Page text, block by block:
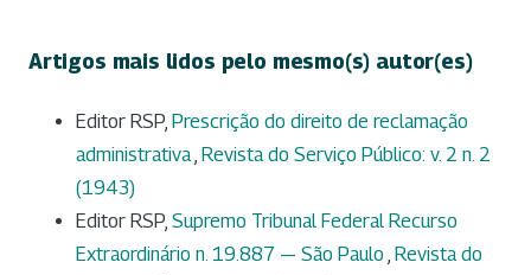
Artigos mais lidos pelo mesmo(s) autor(es)
Editor RSP, Prescrição do direito de reclamação
administrativa, Revista do Serviço Público: v. 2 n. 2
(1943)
Editor RSP, Supremo Tribunal Federal Recurso
Extraordinário n. 19.887 — São Paulo , Revista do